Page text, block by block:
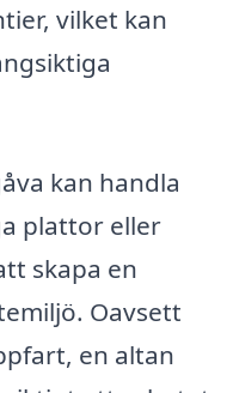
vilket kan
kan handla
plattor eller
skapa en
Oavsett
en altan